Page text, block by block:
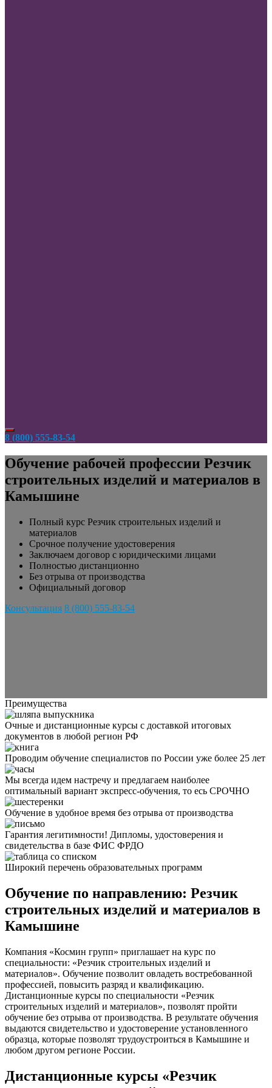
8 (800) 555-83-54
Обучение рабочей профессии Резчик
строительных изделий и материалов в
Камышине
Полный курс Резчик строительных изделий и
материалов
Срочное получение удостоверения
Заключаем договор с юридическими лицами
Полностью дистанционно
Без отрыва от производства
Официальный договор
Консультация 8 (800) 555-83-54
Преимущества
Очные и дистанционные курсы с доставкой итоговых
документов в любой регион РФ
Проводим обучение специалистов по России уже более 25 лет
Мы всегда идем настречу и предлагаем наиболее
оптимальный вариант экспресс-обучения, то есь СРОЧНО
Обучение в удобное время без отрыва от производства
Гарантия легитимности! Дипломы, удостоверения и
свидетельства в базе ФИС ФРДО
Широкий перечень образовательных программ
Обучение по направлению: Резчик
строительных изделий и материалов в
Камышине
Компания «Космин групп» приглашает на курс по
специальности: «Резчик строительных изделий и
материалов». Обучение позволит овладеть востребованной
профессией, повысить разряд и квалификацию.
Дистанционные курсы по специальности «Резчик
строительных изделий и материалов», позволят пройти
обучение без отрыва от производства. В результате обучения
выдаются свидетельство и удостоверение установленного
образца, которые позволят трудоустроиться в Камышине и
любом другом регионе России.
Дистанционные курсы «Резчик